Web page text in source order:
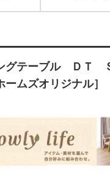
グテーブル ＤＴ
ームズオリジナル］